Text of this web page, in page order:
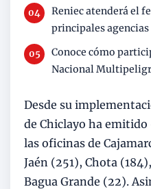
Reniec atenderá el
principales agencias
Conoce cómo
Nacional
Desde su
de Chiclayo ha
las oficinas de
Jaén (251), Chota
Bagua Grande (22).